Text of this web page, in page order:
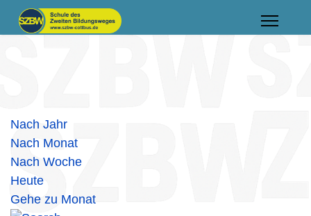
Nach Jahr
Nach Monat
Nach Woche
Heute
Gehe zu Monat